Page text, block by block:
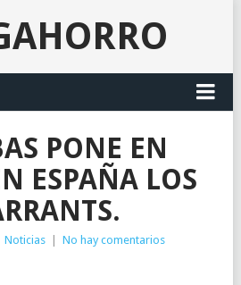
PONE EN
ESPAÑA LOS
Noticias No hay comentarios